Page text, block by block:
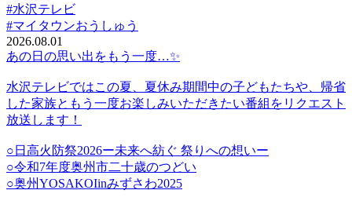
#水沢テレビ
#マイタウンおうしゅう
2026.08.01
あの日の思い出をもう一度…✨️
水沢テレビではこの夏、夏休み期間中の子どもたちや、帰省
した家族ともう一度お楽しみいただきたい番組をリクエスト
放送します！
○日高火防祭2026ー未来へ紡ぐ 祭りへの想いー
○令和7年度奥州市二十歳のつどい
○奥州YOSAKOIinみずさわ2025